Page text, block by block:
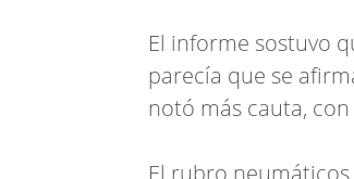
El informe sostuvo
parecía que se
notó más cauta,
El rubro